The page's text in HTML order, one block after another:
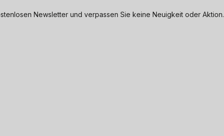
Newsletter und verpassen Sie keine Neuigkeit oder Aktion.